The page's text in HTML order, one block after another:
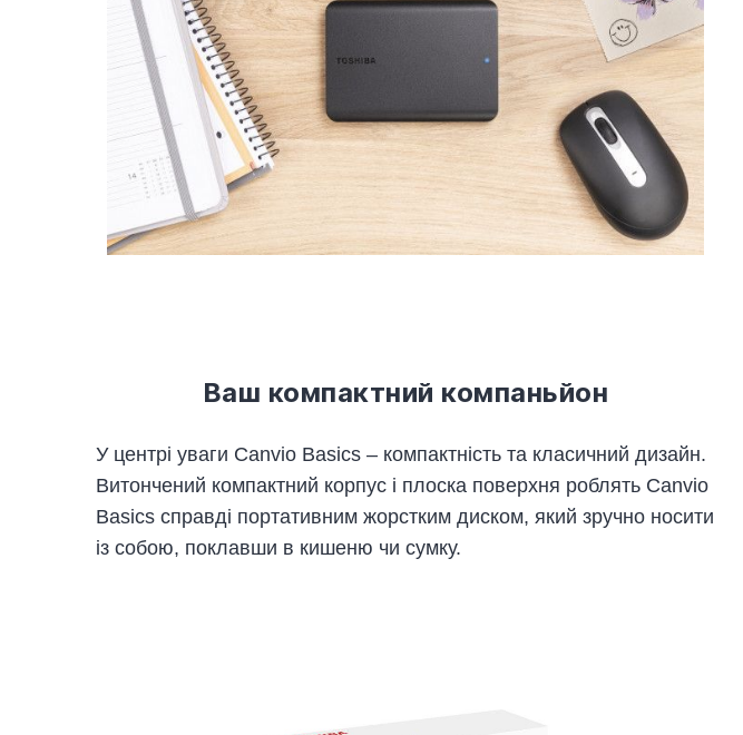
Ваш компактний компаньйон
У центрі уваги Canvio Basics – компактність та класичний дизайн.
Витончений компактний корпус і плоска поверхня роблять Canvio
Basics справді портативним жорстким диском, який зручно носити
із собою, поклавши в кишеню чи сумку.